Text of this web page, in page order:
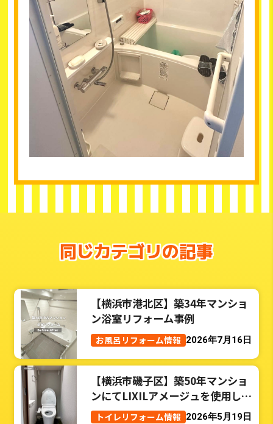
同じカテゴリの記事
【横浜市港北区】築34年マンショ
ン浴室リフォーム事例
お風呂リフォーム情報 2026年7月16日
【横浜市磯子区】築50年マンショ
ンにてLIXILアメージュを使用した
トイレリフォーム事例
トイレリフォーム情報 2026年5月19日